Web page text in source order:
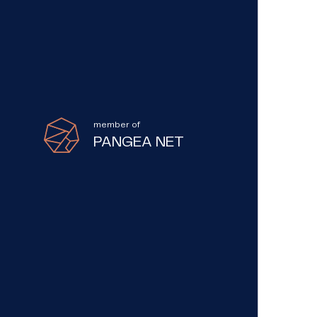
member of
PANGEA NET